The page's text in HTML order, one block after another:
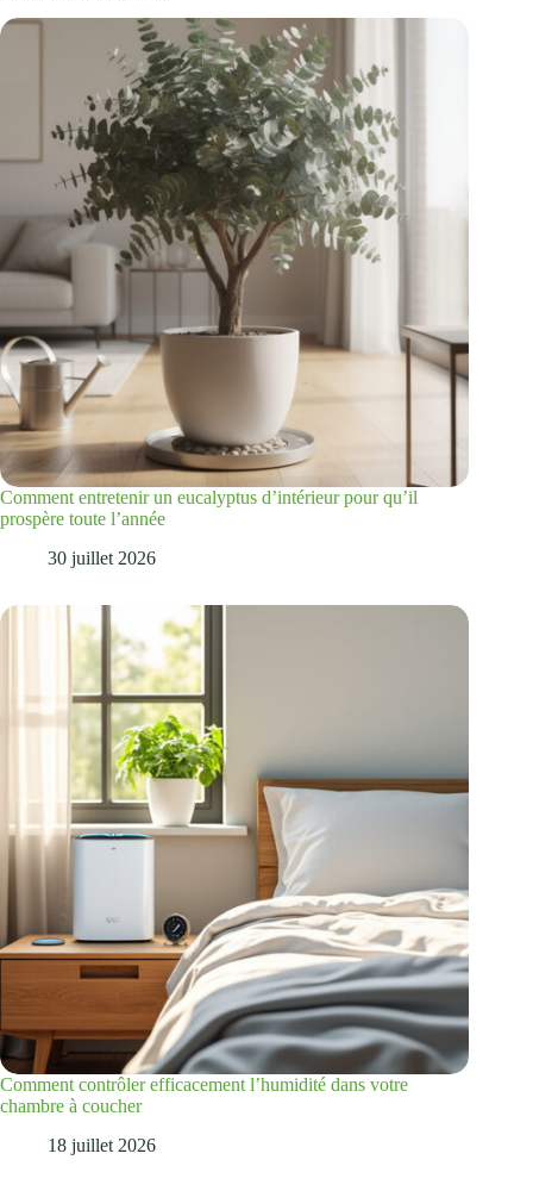
Comment entretenir un eucalyptus d’intérieur pour qu’il
prospère toute l’année
30 juillet 2026
Comment contrôler efficacement l’humidité dans votre
chambre à coucher
18 juillet 2026